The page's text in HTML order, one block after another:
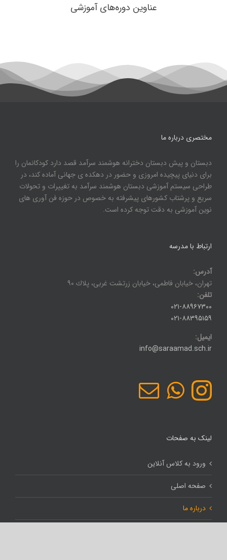
عناوین دوره‌های آموزشی
مختصری درباره ما
دبستان و پیش دبستان دخترانه هوشمند سرآمد قصد دارد کودکانمان را
برای دنیای پیچیده امروزی و حضور در دهکده ی جهانی آماده کند، در
طراحی سیستم آموزشی دبستان هوشمند سرآمد به تغییرات و تحولات
سریع و پرشتاب کشورهای پیشرفته به خصوص در حوزه فن آوری های
نوین آموزشی به دقت توجه کرده است.
ارتباط با مدرسه
آدرس:
تهران، خيابان فاطمی، خيابان زرتشت غربی، پلاك ۹۰
تلفن:
۰۲۱-۸۸۹۶۷۳۰۰
۰۲۱-۸۸۳۹۵۱۵۹
ایمیل:
info@saraamad.sch.ir
لینک به صفحات
ورود به کلاس آنلاین
صفحه اصلی
درباره ما